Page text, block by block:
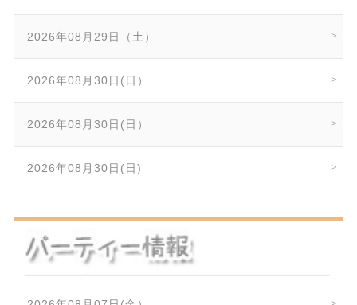
2026年08月29日（土）
2026年08月30日(日）
2026年08月30日(日）
2026年08月30日(日)